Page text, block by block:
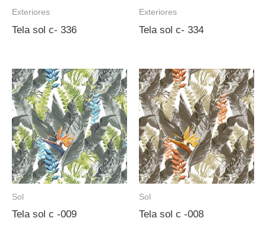
Exteriores
Tela sol c- 336
Exteriores
Tela sol c- 334
Sol
Tela sol c -009
Sol
Tela sol c -008